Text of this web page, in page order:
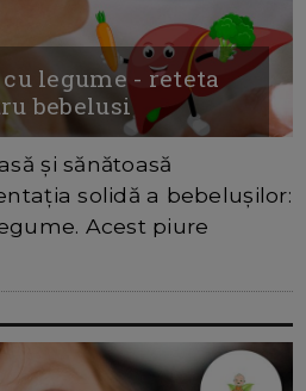
legume - reteta
bebelusi
și sănătoasă
solidă a bebelușilor:
Acest piure